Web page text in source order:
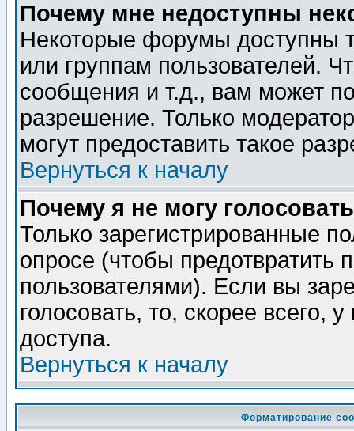
Почему мне недоступны
Некоторые форумы доступны
или группам пользователей.
сообщения и т.д., вам может
разрешение. Только
могут предоставить такое
Вернуться к началу
Почему я не могу
Только зарегистрированные
опросе (чтобы предотвратить
пользователями). Если вы
голосовать, то, скорее всего,
доступа.
Вернуться к началу
Форматирование